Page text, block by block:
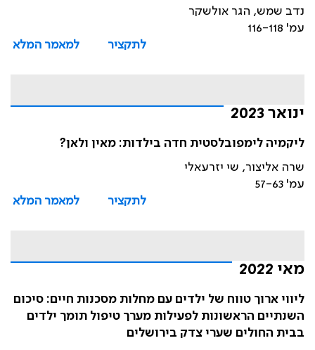
נדב שמש, הגר אולשקר
עמ' 116-118
לתקציר
למאמר המלא
ינואר 2023
ליקמיה לימפובלסטית חדה בילדות: מאין ולאן?
שרה אליצור, שי יזרעאלי
עמ' 57-63
לתקציר
למאמר המלא
מאי 2022
ליווי ארוך טווח של ילדים עם מחלות מסכנות חיים: סיכום
השנתיים הראשונות לפעילות מערך טיפול תומך ילדים
בבית החולים שערי צדק בירושלים